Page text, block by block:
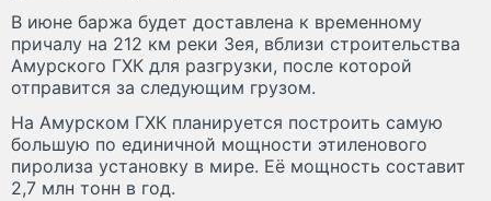
В июне баржа будет доставлена к временному
причалу на 212 км реки Зея, вблизи строительства
Амурского ГХК для разгрузки, после которой
отправится за следующим грузом.
На Амурском ГХК планируется построить самую
большую по единичной мощности этиленового
пиролиза установку в мире. Её мощность составит
2,7 млн тонн в год.